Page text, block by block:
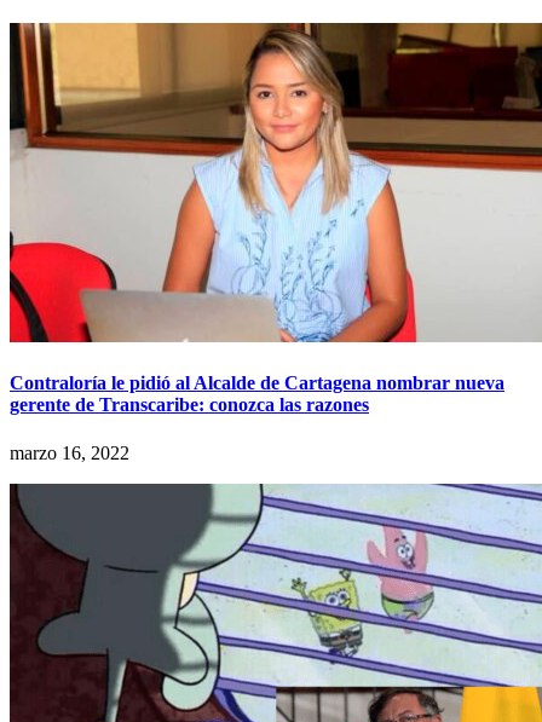
Contraloría le pidió al Alcalde de Cartagena nombrar nueva
gerente de Transcaribe: conozca las razones
marzo 16, 2022